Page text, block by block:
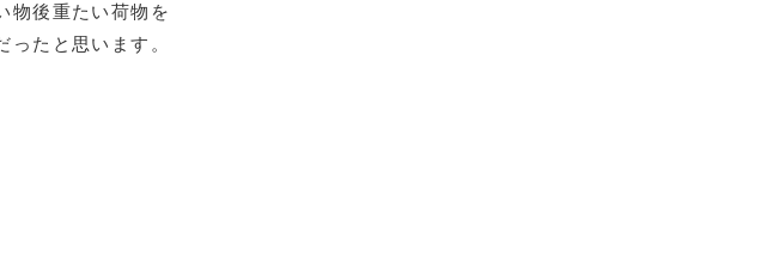
物後重たい荷物を
たと思います。